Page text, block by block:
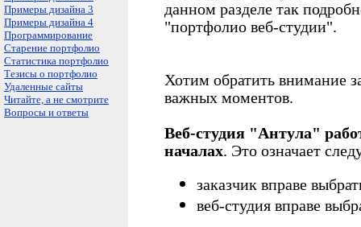
Примеры дизайна 3
Примеры дизайна 4
Программирование
Старение портфолио
Статистика портфолио
Тезисы о портфолио
Удаленные сайты
Читайте, а не смотрите
Вопросы и ответы
данном разделе так
"портфолио веб-студии".
Хотим обратить внимание
важных моментов.
Веб-студия "Антула"
началах. Это означает
заказчик вправе
веб-студия вправе